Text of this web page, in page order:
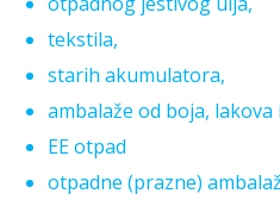
tekstila,
starih akumulatora,
ambalaže od boja, lakova
EE otpad
otpadne (prazne)